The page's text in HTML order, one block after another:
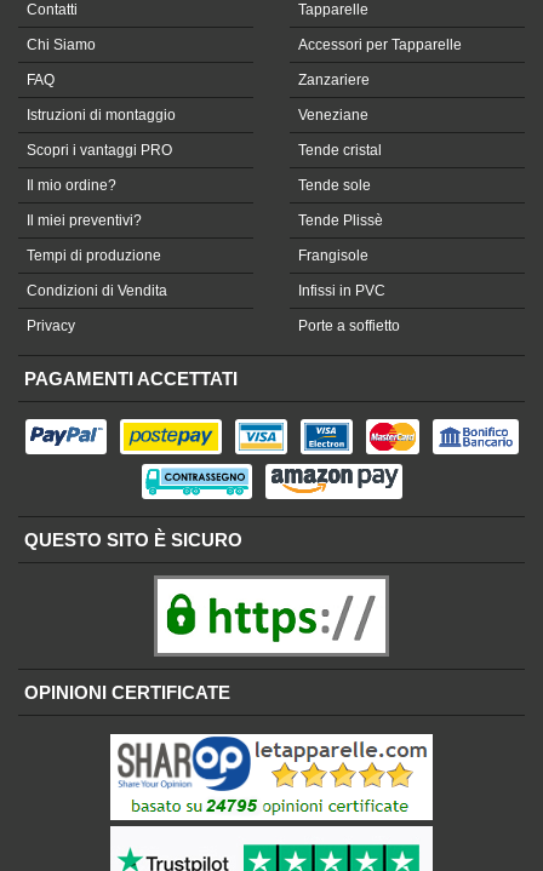
Contatti
Chi Siamo
FAQ
Istruzioni di montaggio
Scopri i vantaggi PRO
Il mio ordine?
Il miei preventivi?
Tempi di produzione
Condizioni di Vendita
Privacy
Tapparelle
Accessori per Tapparelle
Zanzariere
Veneziane
Tende cristal
Tende sole
Tende Plissè
Frangisole
Infissi in PVC
Porte a soffietto
PAGAMENTI ACCETTATI
QUESTO SITO È SICURO
OPINIONI CERTIFICATE